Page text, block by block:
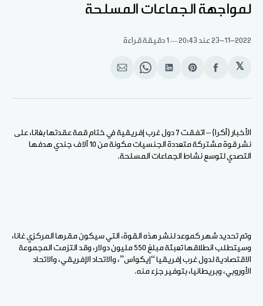
لمواجهة الجماعات المسلحة
23-11-2022عند 20:43 1 دقيقة قراءة
𝕏
انشر
الفيسبوك
Share
Pinterest
انشر
لينكد
Share
WhatsApp
انشر
الإيميل
الأخبار (أكرا) – اتفقت 7 دول غرب إفريقية في ختام قمة عقدتها بغانا، على
نشر قوة مشتركة متعددة الجنسيات مكونة من 10 آلاف جندي هدفها
التصدي لتوسع نشاط الجماعات المسلحة.
وتم تحديد شهر كموعد لنشر هذه القوة، التي سيكون مقرها المركزي غانا،
وسيتطلب انطلاقها تعبئة مبلغ 550 مليون دولار، وقد التزمت المجموعة
الاقتصادية لدول غرب إفريقيا “إيكواس”، والاتحاد الإفريقي، والاتحاد
الأوروبي، وبريطانيا، بتوفير جزء منه.